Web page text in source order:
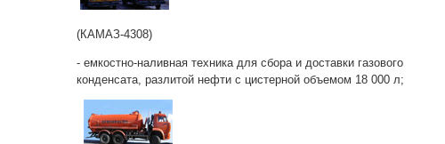
(КАМАЗ-4308)
- емкостно-наливная техника для сбора и доставки газового
конденсата, разлитой нефти с цистерной объемом 18 000 л;